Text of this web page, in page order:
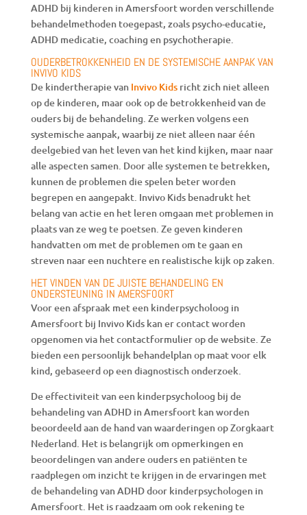
ADHD bij kinderen in Amersfoort worden verschillende
behandelmethoden toegepast, zoals psycho-educatie,
ADHD medicatie, coaching en psychotherapie.
OUDERBETROKKENHEID EN DE SYSTEMISCHE AANPAK VAN
INVIVO KIDS
De kindertherapie van Invivo Kidsricht zich niet alleen
op de kinderen, maar ook op de betrokkenheid van de
ouders bij de behandeling. Ze werken volgens een
systemische aanpak, waarbij ze niet alleen naar één
deelgebied van het leven van het kind kijken, maar naar
alle aspecten samen. Door alle systemen te betrekken,
kunnen de problemen die spelen beter worden
begrepen en aangepakt. Invivo Kids benadrukt het
belang van actie en het leren omgaan met problemen in
plaats van ze weg te poetsen. Ze geven kinderen
handvatten om met de problemen om te gaan en
streven naar een nuchtere en realistische kijk op zaken.
HET VINDEN VAN DE JUISTE BEHANDELING EN
ONDERSTEUNING IN AMERSFOORT
Voor een afspraak met een kinderpsycholoog in
Amersfoort bij Invivo Kids kan er contact worden
opgenomen via het contactformulier op de website. Ze
bieden een persoonlijk behandelplan op maat voor elk
kind, gebaseerd op een diagnostisch onderzoek.
De effectiviteit van een kinderpsycholoog bij de
behandeling van ADHD in Amersfoort kan worden
beoordeeld aan de hand van waarderingen op Zorgkaart
Nederland. Het is belangrijk om opmerkingen en
beoordelingen van andere ouders en patiënten te
raadplegen om inzicht te krijgen in de ervaringen met
de behandeling van ADHD door kinderpsychologen in
Amersfoort. Het is raadzaam om ook rekening te